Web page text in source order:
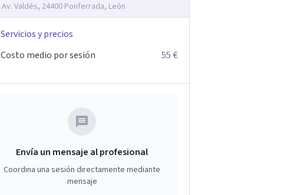
Av. Valdés, 24400 Ponferrada, León
Servicios y precios
Costo medio por sesión
55 €
Envía un mensaje al profesional
Coordina una sesión directamente mediante
mensaje